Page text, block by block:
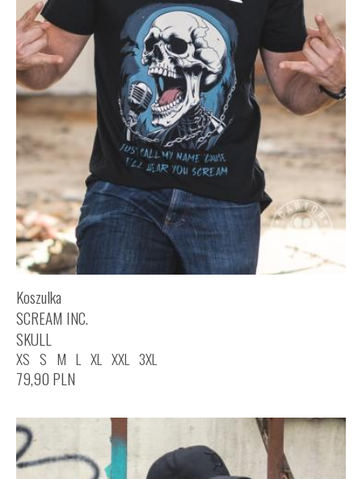
Koszulka
SCREAM INC.
SKULL
XS S M L XL XXL 3XL
79,90 PLN